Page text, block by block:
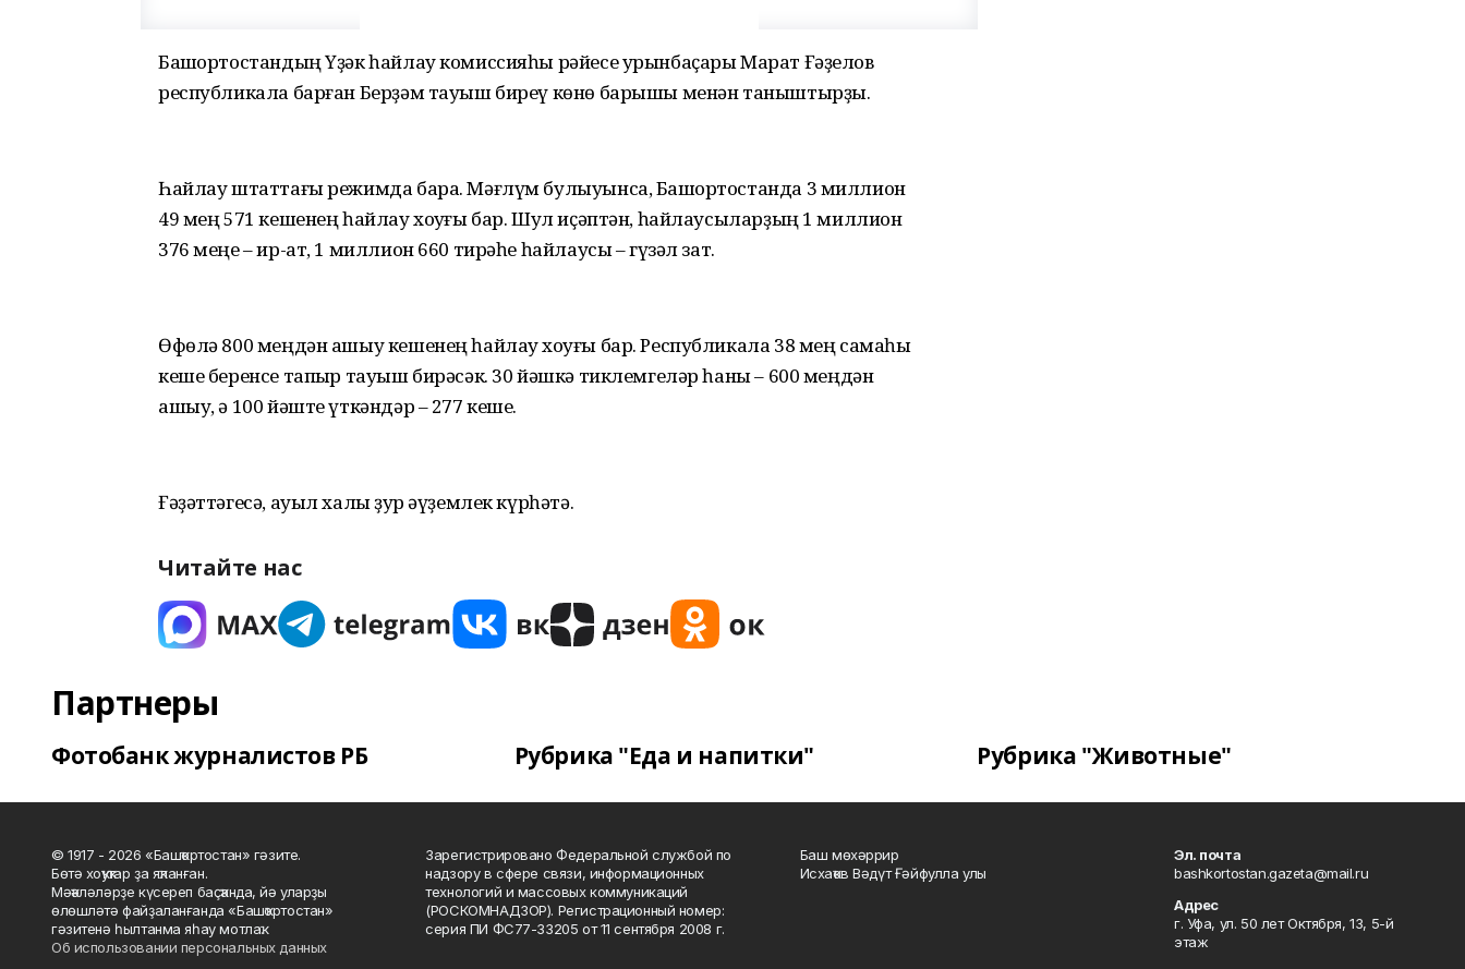
Башҡортостандың Үҙәк һайлау комиссияһы рәйесе урынбаҫары Марат Ғәҙелов
республикала барған Берҙәм тауыш биреү көнө барышы менән таныштырҙы.
Һайлау штаттағы режимда бара. Мәғлүм булыуынса, Башҡортостанда 3 миллион
49 мең 571 кешенең һайлау хоҡуғы бар. Шул иҫәптән, һайлаусыларҙың 1 миллион
376 меңе – ир-ат, 1 миллион 660 тирәһе һайлаусы – гүзәл зат.
Өфөлә 800 меңдән ашыу кешенең һайлау хоҡуғы бар. Республикала 38 мең самаһы
кеше беренсе тапҡыр тауыш бирәсәк. 30 йәшкә тиклемгеләр һаны – 600 меңдән
ашыу, ә 100 йәште үткәндәр – 277 кеше.
Ғәҙәттәгесә, ауыл халҡы ҙур әүҙемлек күрһәтә.
Читайте нас
Партнеры
Фотобанк журналистов РБ Рубрика "Еда и напитки" Рубрика "Животные"
© 1917 - 2026 «Башҡортостан» гәзите.
Бөтә хоҡуҡтар ҙа яҡланған.
Мәҡәләләрҙе күсереп баҫҡанда, йә уларҙы
өлөшләтә файҙаланғанда «Башҡортостан»
гәзитенә һылтанма яһау мотлаҡ.
Об использовании персональных данных
Зарегистрировано Федеральной службой по
надзору в сфере связи, информационных
технологий и массовых коммуникаций
(РОСКОМНАДЗОР). Регистрационный номер:
серия ПИ ФС77-33205 от 11 сентября 2008 г.
Баш мөхәррир
Исхаҡов Вәдүт Ғәйфулла улы
Эл. почта
bashkortostan.gazeta@mail.ru
Адрес
г. Уфа, ул. 50 лет Октября, 13, 5-й
этаж